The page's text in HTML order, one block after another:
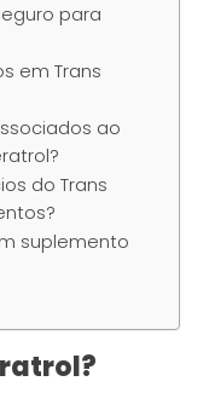
para
em Trans
ao
do Trans
suplemento